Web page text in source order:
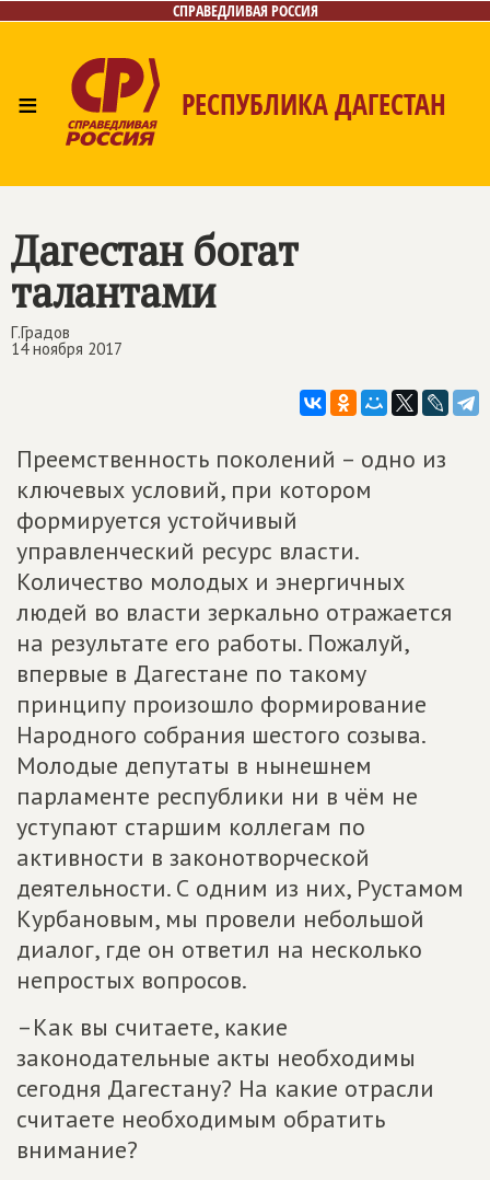
СПРАВЕДЛИВАЯ РОССИЯ
≡ РЕСПУБЛИКА ДАГЕСТАН
Контакты
Дагестан богат
талантами
Г.Градов
14 ноября 2017
Преемственность поколений – одно из
ключевых условий, при котором
формируется устойчивый
управленческий ресурс власти.
Количество молодых и энергичных
людей во власти зеркально отражается
на результате его работы. Пожалуй,
впервые в Дагестане по такому
принципу произошло формирование
Народного собрания шестого созыва.
Молодые депутаты в нынешнем
парламенте республики ни в чём не
уступают старшим коллегам по
активности в законотворческой
деятельности. С одним из них, Рустамом
Курбановым, мы провели небольшой
диалог, где он ответил на несколько
непростых вопросов.
–Как вы считаете, какие
законодательные акты необходимы
сегодня Дагестану? На какие отрасли
считаете необходимым обратить
внимание?